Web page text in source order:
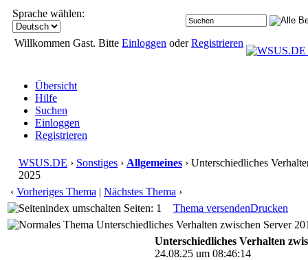
Sprache wählen:
Willkommen Gast. Bitte Einloggen oderRegistrieren
Übersicht
Hilfe
Suchen
Einloggen
Registrieren
WSUS.DE › Sonstiges › Allgemeines › Unterschiedliches
2025
‹ Vorheriges Thema | Nächstes Thema ›
Seiten: 1
Thema versendenDrucken
Unterschiedliches Verhalten zwischen Server
Unterschiedliches Verhalten
24.08.25 um 08:46:14